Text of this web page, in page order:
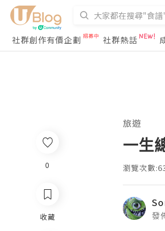
社群創作有價企劃
社群熱話
0
收藏
旅遊
一生
瀏覽次數
發